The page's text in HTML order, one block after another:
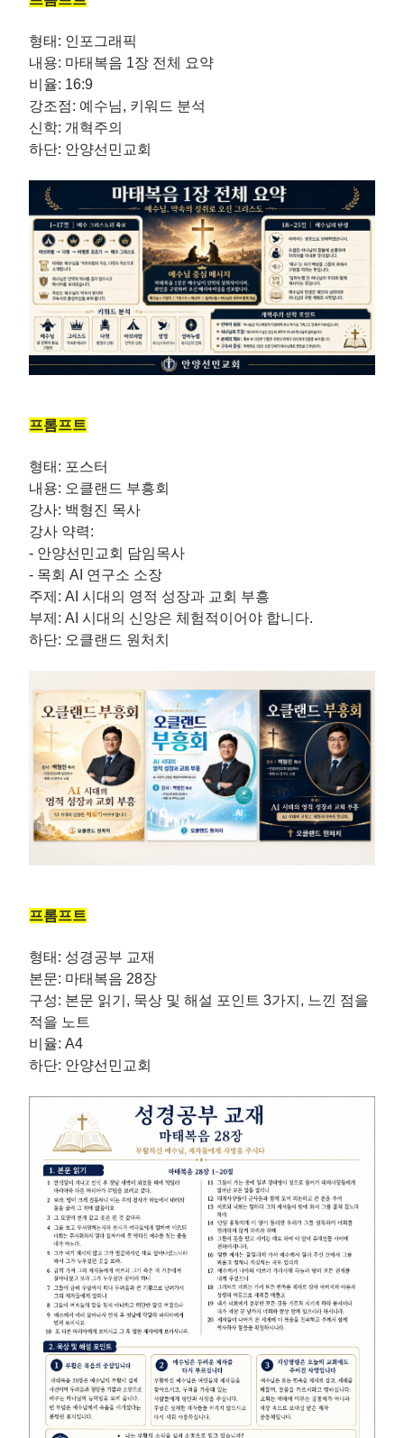
형태: 인포그래픽
내용: 마태복음 1장 전체 요약
비율: 16:9
강조점: 예수님, 키워드 분석
신학: 개혁주의
하단: 안양선민교회
프롬프트
형태: 포스터
내용: 오클랜드 부흥회
강사: 백형진 목사
강사 약력:
- 안양선민교회 담임목사
- 목회 AI 연구소 소장
주제: AI 시대의 영적 성장과 교회 부흥
부제: AI 시대의 신앙은 체험적이어야 합니다.
하단: 오클랜드 원처치
프롬프트
형태: 성경공부 교재
본문: 마태복음 28장
구성: 본문 읽기, 묵상 및 해설 포인트 3가지, 느낀 점을
적을 노트
비율: A4
하단: 안양선민교회